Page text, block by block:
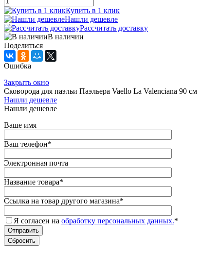
Купить в 1 клик
Нашли дешевле
Рассчитать доставку
В наличии
Поделиться
Ошибка
Закрыть окно
Сковорода для паэльи Паэльера Vaello La Valenciana 90 см
Нашли дешевле
Нашли дешевле
Ваше имя
Ваш телефон*
Электронная почта
Название товара*
Ссылка на товар другого магазина*
Я согласен на обработку персональных данных.*